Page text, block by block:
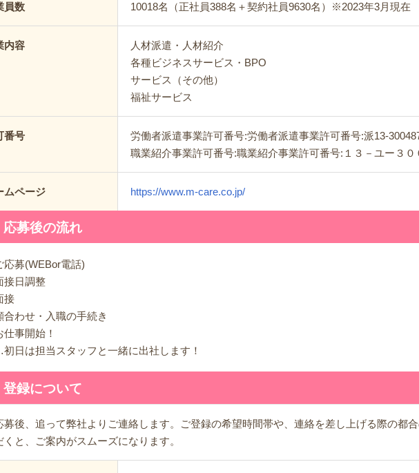
員数 10018名（正社員388名＋契約社員9630名）※2023年3月現在
内容
人材派遣・人材紹介
各種ビジネスサービス・BPO
サービス（その他）
福祉サービス
番号
労働者派遣事業許可番号:労働者派遣事業許可番号:派13-
職業紹介事業許可番号:職業紹介事業許可番号:１３－ユー３０
ムページ https://www.m-care.co.jp/
応募後の流れ
募(WEBor電話)
接日調整
接
わせ・入職の手続き
事開始！
日は担当スタッフと一緒に出社します！
登録について
募後、追って弊社よりご連絡します。ご登録の希望時間帯や、連絡を差し上げる際の都
くと、ご案内がスムーズになります。